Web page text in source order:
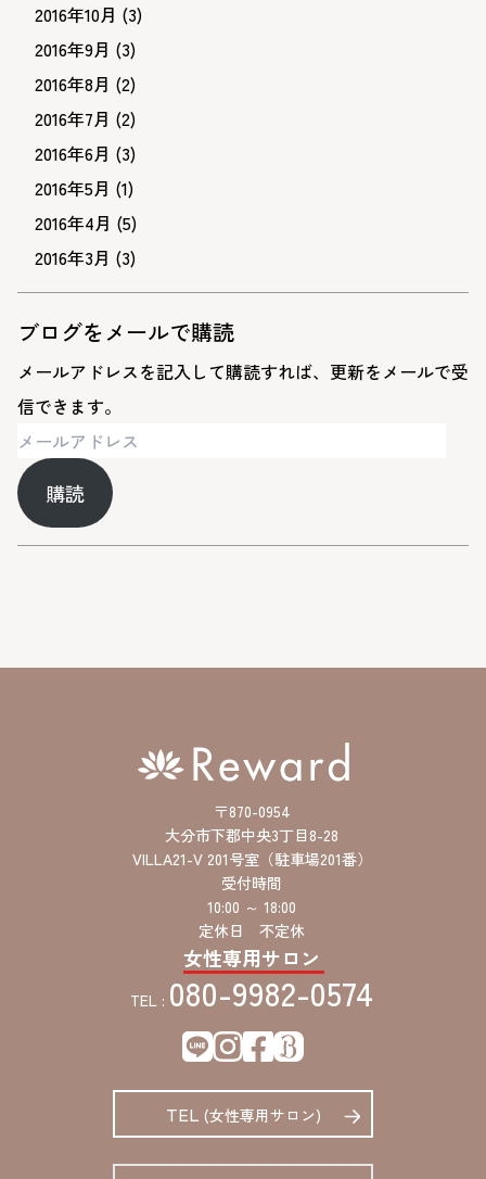
2016年10月 (3)
2016年9月 (3)
2016年8月 (2)
2016年7月 (2)
2016年6月 (3)
2016年5月 (1)
2016年4月 (5)
2016年3月 (3)
ブログをメールで購読
メールアドレスを記入して購読すれば、更新をメールで受
信できます。
メ
ー
ル
ア
購読
〒870-0954
大分市下郡中央3丁目8-28
VILLA21-V 201号室（駐車場201番）
受付時間
10:00 ～ 18:00
定休日 不定休
女性専用サロン
TEL : 080-9982-0574
TEL (女性専用サロン)